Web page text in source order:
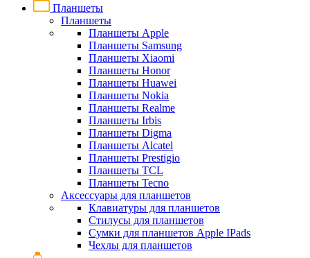
Планшеты
Планшеты
Планшеты Apple
Планшеты Samsung
Планшеты Xiaomi
Планшеты Honor
Планшеты Huawei
Планшеты Nokia
Планшеты Realme
Планшеты Irbis
Планшеты Digma
Планшеты Alcatel
Планшеты Prestigio
Планшеты TCL
Планшеты Tecno
Аксессуары для планшетов
Клавиатуры для планшетов
Стилусы для планшетов
Сумки для планшетов Apple IPads
Чехлы для планшетов